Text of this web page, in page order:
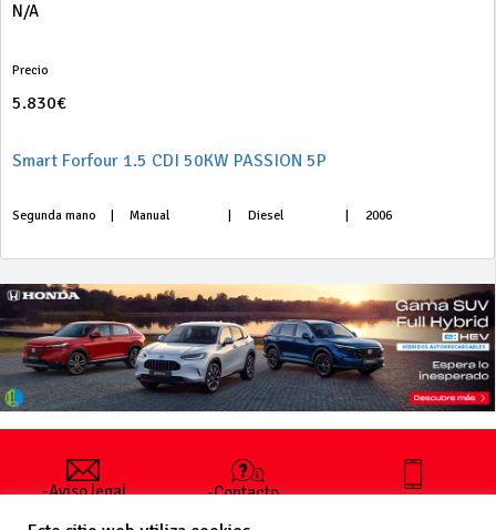
N/A
Precio
5.830€
Smart Forfour 1.5 CDI 50KW PASSION 5P
Segunda mano Manual Diesel 2006
-Aviso legal
-Contacto
+34 627 35